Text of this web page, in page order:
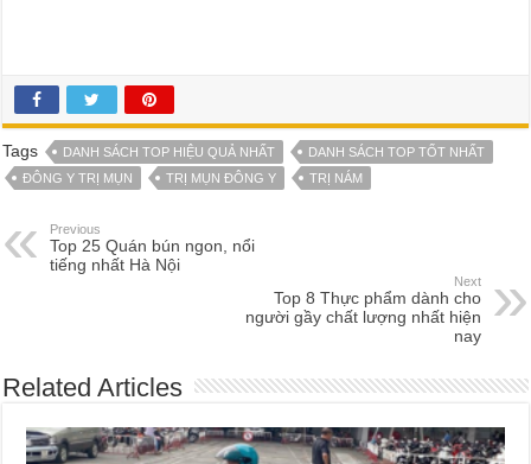
Tags DANH SÁCH TOP HIỆU QUẢ NHẤT
DANH SÁCH TOP TỐT NHẤT
ĐÔNG Y TRỊ MỤN
TRỊ MỤN ĐÔNG Y TRỊ NÁM
Previous
Top 25 Quán bún ngon, nổi
tiếng nhất Hà Nội
Next
Top 8 Thực phẩm dành cho
người gầy chất lượng nhất hiện
nay
Related Articles